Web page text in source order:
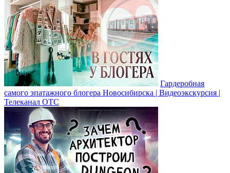
Гардеробная
самого эпатажного блогера Новосибирска | Видеоэкскурсия |
Телеканал ОТС